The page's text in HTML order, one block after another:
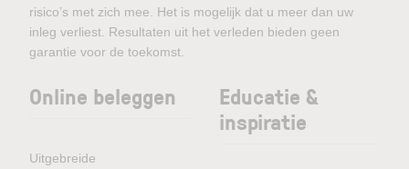
risico’s met zich mee. Het is mogelijk dat u meer dan uw
inleg verliest. Resultaten uit het verleden bieden geen
garantie voor de toekomst.
Online beleggen
Uitgebreide
Educatie &
inspiratie